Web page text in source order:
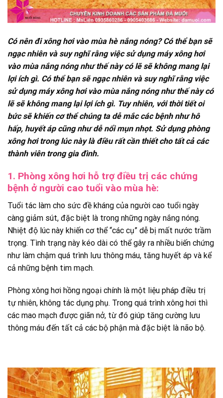
Có nên đi xông hơi vào mùa hè nắng nóng? Có thể bạn sẽ
ngạc nhiên và suy nghĩ rằng việc sử dụng máy xông hơi
vào mùa nắng nóng như thế này có lẽ sẽ không mang lại
lợi ích gì. Có thể bạn sẽ ngạc nhiên và suy nghĩ rằng việc
sử dụng máy xông hơi vào mùa nắng nóng như thế này có
lẽ sẽ không mang lại lợi ích gì. Tuy nhiên, với thời tiết oi
bức sẽ khiến cơ thể chúng ta dễ mắc các bệnh như hô
hấp, huyết áp cũng như dễ nổi mụn nhọt. Sử dụng phòng
xông hơi trong lúc này là điều rất cần thiết cho tất cả các
thành viên trong gia đình.
1. Phòng xông hơi hỗ trợ điều trị các chứng
bệnh ở người cao tuổi vào mùa hè:
Tuổi tác làm cho sức đề kháng của người cao tuổi ngày
càng giảm sút, đặc biệt là trong những ngày nắng nóng.
Nhiệt độ lúc này khiến cơ thể “các cụ” dễ bị mất nước trầm
trọng. Tình trạng này kéo dài có thể gây ra nhiều biến chứng
như làm chậm quá trình lưu thông máu, tăng huyết áp và kể
cả những bệnh tim mạch.
Phòng xông hơi hồng ngoại chính là một liệu pháp điều trị
tự nhiên, không tác dụng phụ. Trong quá trình xông hơi thì
các mao mạch được giãn nở, từ đó giúp tăng cường lưu
thông máu đến tất cả các bộ phận mà đặc biệt là não bộ.